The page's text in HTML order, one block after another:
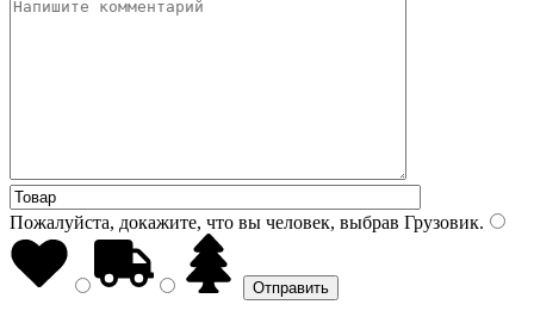
Пожалуйста, докажите, что вы человек, выбрав Грузовик.